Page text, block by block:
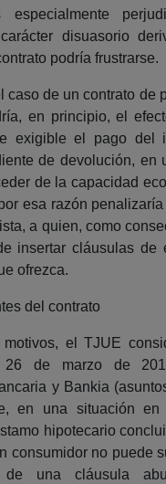
especialmente
disuasorio
podría frustrarse.
caso de un contrato de
en principio, el
exigible el pago del
de devolución, en
de la capacidad
esa razón
a quien, como
insertar cláusulas de
ofrezca.
del contrato
motivos, el TJUE
26 de marzo de
y Bankia
en una situación
hipotecario
consumidor no puede
de una cláusula